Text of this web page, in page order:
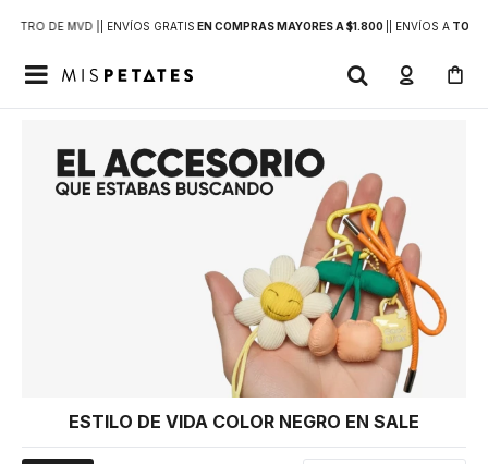
DE MVD | | ENVÍOS GRATIS EN COMPRAS MAYORES A $1.800 | ENVÍOS ATODO

ESTILO DE VIDA COLOR NEGRO EN SALE